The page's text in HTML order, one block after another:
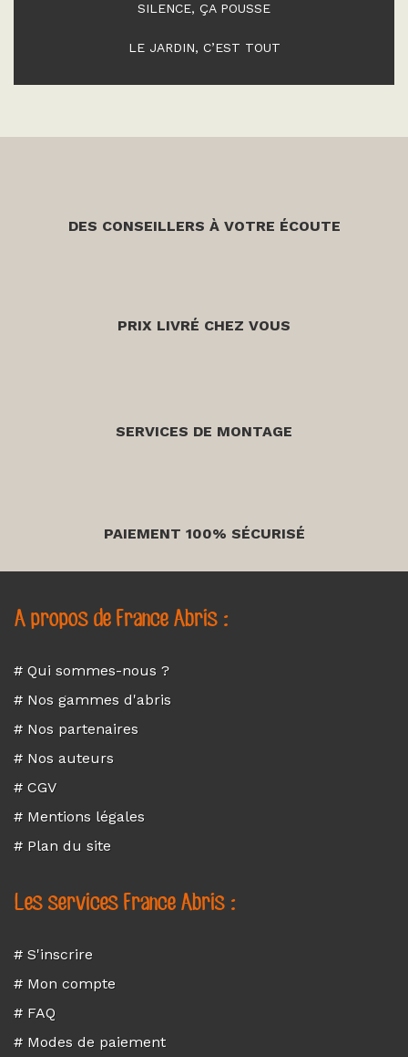
SILENCE, ÇA POUSSE
LE JARDIN, C’EST TOUT
DES CONSEILLERS À VOTRE ÉCOUTE
PRIX LIVRÉ CHEZ VOUS
SERVICES DE MONTAGE
PAIEMENT 100% SÉCURISÉ
A propos de France Abris :
# Qui sommes-nous ?
# Nos gammes d'abris
# Nos partenaires
# Nos auteurs
# CGV
# Mentions légales
# Plan du site
Les services France Abris :
# S'inscrire
# Mon compte
# FAQ
# Modes de paiement